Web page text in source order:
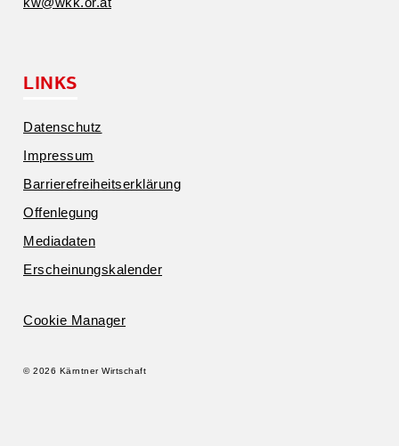
LINKS
Daten­schutz
Impressum
Barrie­re­frei­heits­er­klärung
Offen­legung
Media­daten
Erschei­nungs­ka­lender
Cookie Manager
© 2026 Kärntner Wirtschaft